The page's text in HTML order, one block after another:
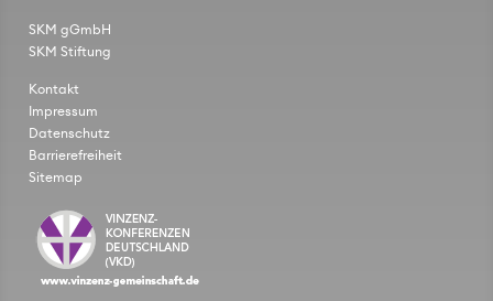
SKM gGmbH
SKM Stiftung
Kontakt
Impressum
Datenschutz
Barrierefreiheit
Sitemap